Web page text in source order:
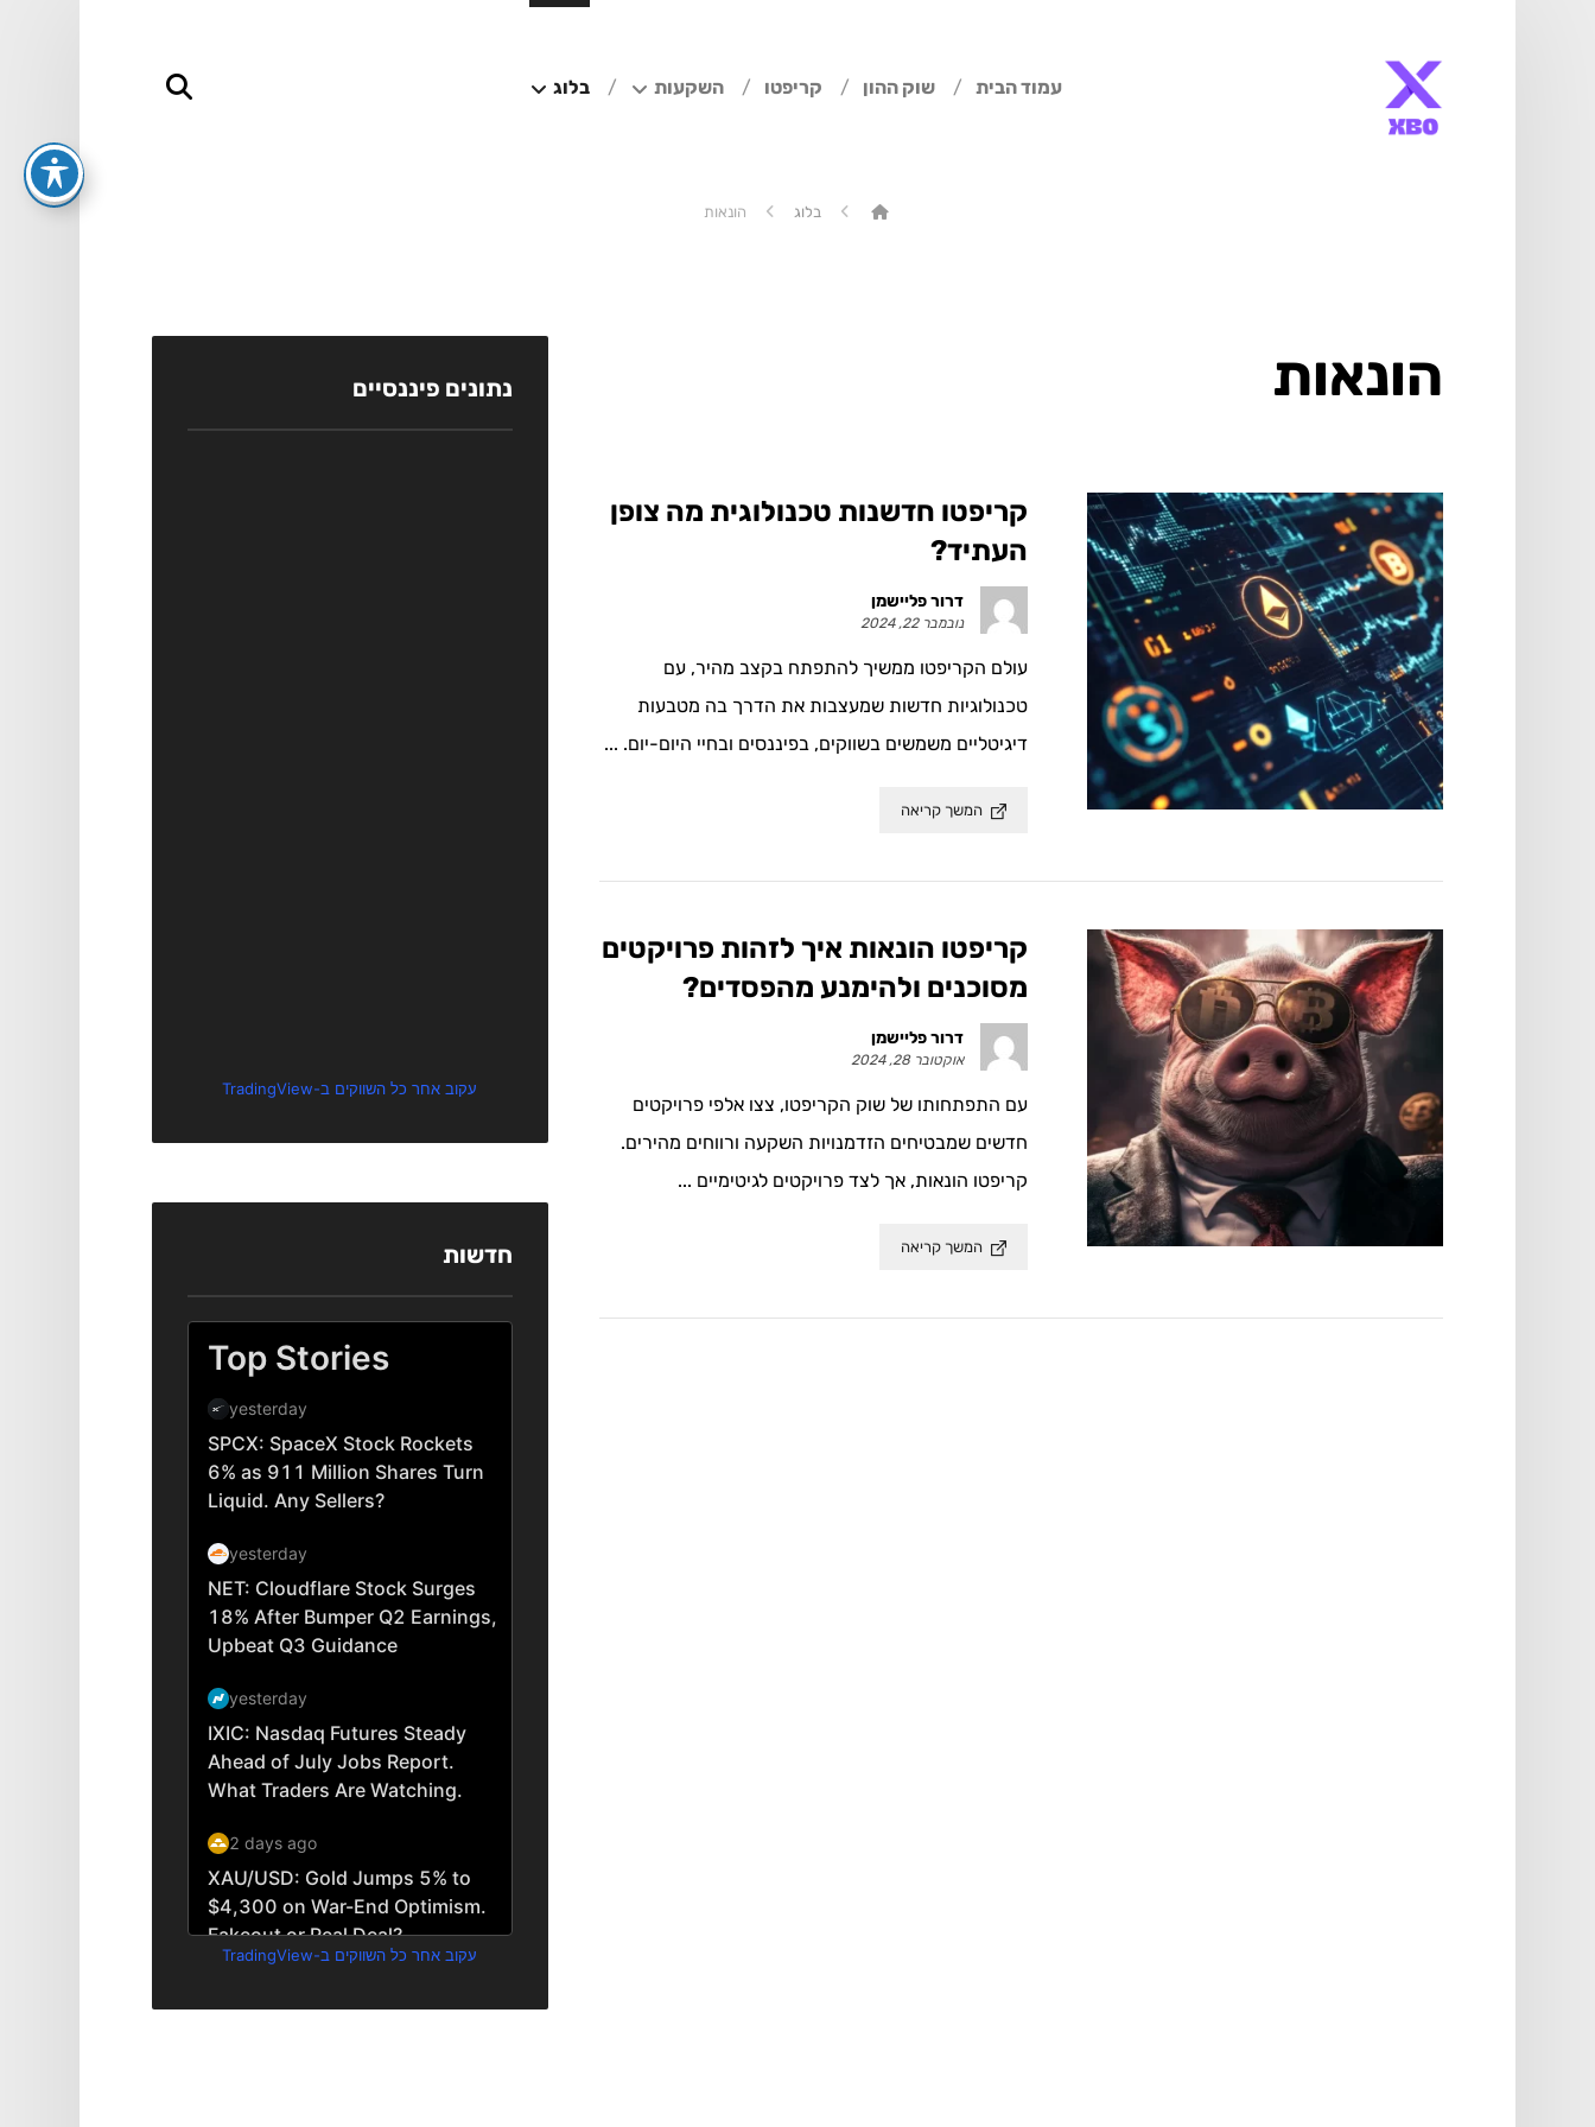
עמוד הבית שוק ההון קריפטו השקעות בלוג
בלוג הונאות
הונאות
קריפטו חדשנות טכנולוגית מה צופן
העתיד?
דרור פליישמן
נובמבר 22, 2024
עולם הקריפטו ממשיך להתפתח בקצב מהיר, עם
טכנולוגיות חדשות שמעצבות את הדרך בה מטבעות
דיגיטליים משמשים בשווקים, בפיננסים ובחיי היום-יום. ...
המשך קריאה
קריפטו הונאות איך לזהות פרויקטים
מסוכנים ולהימנע מהפסדים?
דרור פליישמן
אוקטובר 28, 2024
עם התפתחותו של שוק הקריפטו, צצו אלפי פרויקטים
חדשים שמבטיחים הזדמנויות השקעה ורווחים מהירים.
קריפטו הונאות, אך לצד פרויקטים לגיטימיים ...
המשך קריאה
נתונים פיננסיים
עקוב אחר כל השווקים ב-TradingView
חדשות
עקוב אחר כל השווקים ב-TradingView